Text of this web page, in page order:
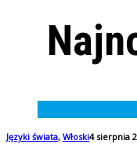
Języki świata, Włoski4 sierpnia